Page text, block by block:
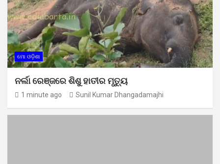
ମୋ ଓଡ଼ିଶା
ନର୍ଲା ରେଞ୍ଜରେ ଶିଶୁ ହାତୀର ମୃତ୍ୟୁ
1 minute ago Sunil Kumar Dhangadamajhi